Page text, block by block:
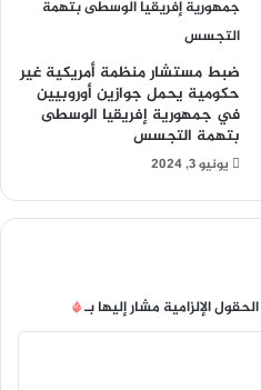
ضبط مستشار منظمة أمريكية غير
حكومية يحمل جوازين أوروبيين
في جمهورية إفريقيا الوسطى
بتهمة التجسس
يونيو 3, 2024
الحقول الإلزامية مشار إليها بـ*